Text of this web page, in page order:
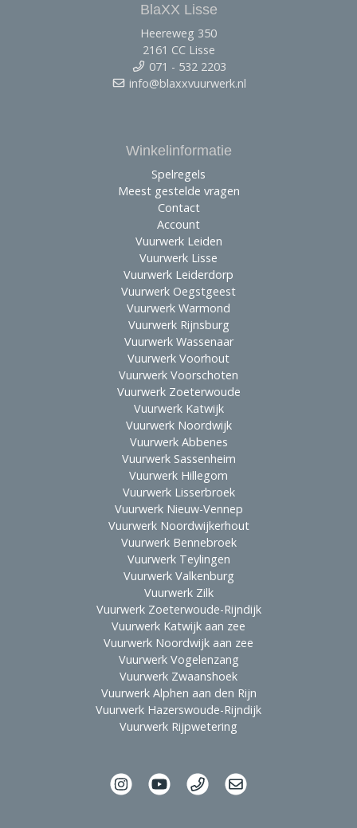
BlaXX Lisse
Heereweg 350
2161 CC Lisse
071 - 532 2203
info@blaxxvuurwerk.nl
Winkelinformatie
Spelregels
Meest gestelde vragen
Contact
Account
Vuurwerk Leiden
Vuurwerk Lisse
Vuurwerk Leiderdorp
Vuurwerk Oegstgeest
Vuurwerk Warmond
Vuurwerk Rijnsburg
Vuurwerk Wassenaar
Vuurwerk Voorhout
Vuurwerk Voorschoten
Vuurwerk Zoeterwoude
Vuurwerk Katwijk
Vuurwerk Noordwijk
Vuurwerk Abbenes
Vuurwerk Sassenheim
Vuurwerk Hillegom
Vuurwerk Lisserbroek
Vuurwerk Nieuw-Vennep
Vuurwerk Noordwijkerhout
Vuurwerk Bennebroek
Vuurwerk Teylingen
Vuurwerk Valkenburg
Vuurwerk Zilk
Vuurwerk Zoeterwoude-Rijndijk
Vuurwerk Katwijk aan zee
Vuurwerk Noordwijk aan zee
Vuurwerk Vogelenzang
Vuurwerk Zwaanshoek
Vuurwerk Alphen aan den Rijn
Vuurwerk Hazerswoude-Rijndijk
Vuurwerk Rijpwetering